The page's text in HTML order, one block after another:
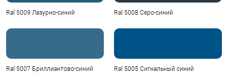
Ral 5009 Лазурно-синий Ral 5008 Серо-синий
Ral 5007 Бриллиантово-синий Ral 5005 Сигнальный синий